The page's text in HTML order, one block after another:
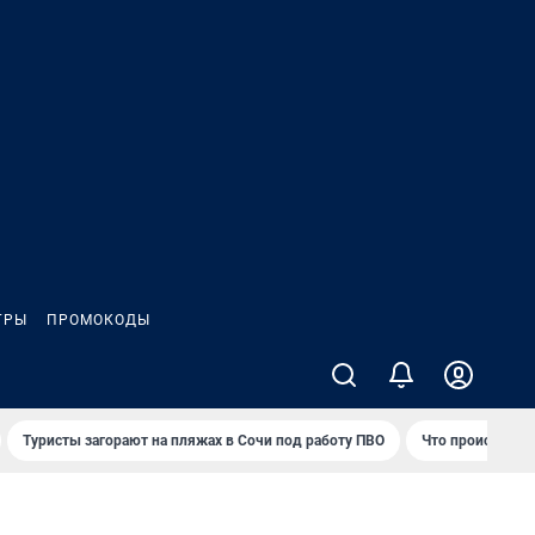
ПРОМОКОДЫ
Туристы загорают на пляжах в Сочи под работу ПВО Что происходит